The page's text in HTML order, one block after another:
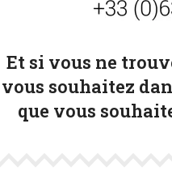
Et si vous ne
vous souhaitez
que vous